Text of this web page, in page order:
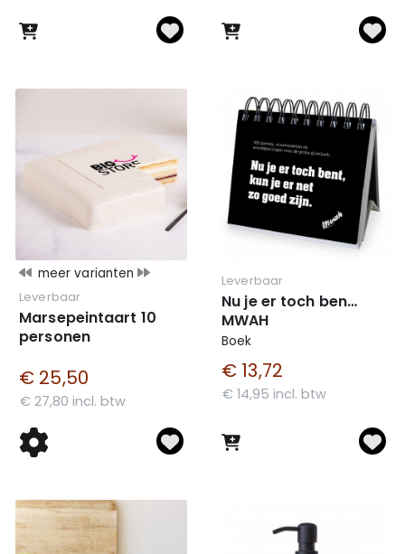
meer varianten
Leverbaar
Marsepeintaart 10
personen
€ 25,50
€ 27,80 incl. btw
Leverbaar
Nu je er toch ben…
MWAH
Boek
€ 13,72
€ 14,95 incl. btw